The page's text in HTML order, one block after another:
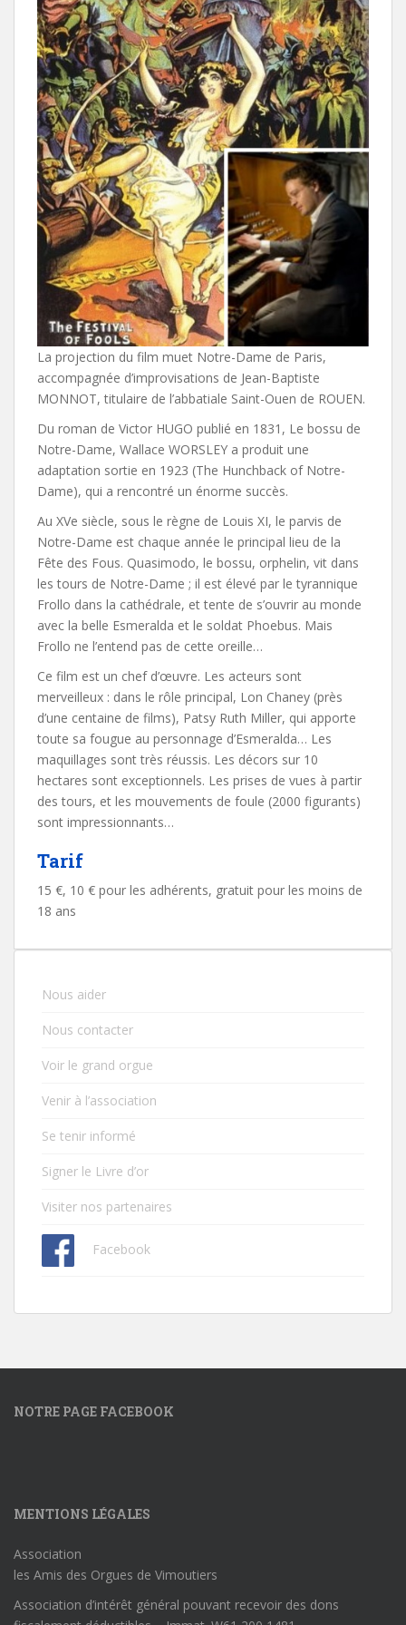
La projection du film muet Notre-Dame de Paris,
accompagnée d’improvisations de Jean-Baptiste
MONNOT, titulaire de l’abbatiale Saint-Ouen de ROUEN.
Du roman de Victor HUGO publié en 1831, Le bossu de
Notre-Dame, Wallace WORSLEY a produit une
adaptation sortie en 1923 (The Hunchback of Notre-
Dame), qui a rencontré un énorme succès.
Au XVe siècle, sous le règne de Louis XI, le parvis de
Notre-Dame est chaque année le principal lieu de la
Fête des Fous. Quasimodo, le bossu, orphelin, vit dans
les tours de Notre-Dame ; il est élevé par le tyrannique
Frollo dans la cathédrale, et tente de s’ouvrir au monde
avec la belle Esmeralda et le soldat Phoebus. Mais
Frollo ne l’entend pas de cette oreille…
Ce film est un chef d’œuvre. Les acteurs sont
merveilleux : dans le rôle principal, Lon Chaney (près
d’une centaine de films), Patsy Ruth Miller, qui apporte
toute sa fougue au personnage d’Esmeralda… Les
maquillages sont très réussis. Les décors sur 10
hectares sont exceptionnels. Les prises de vues à partir
des tours, et les mouvements de foule (2000 figurants)
sont impressionnants…
Tarif
15 €, 10 € pour les adhérents, gratuit pour les moins de
18 ans
Nous aider
Nous contacter
Voir le grand orgue
Venir à l’association
Se tenir informé
Signer le Livre d’or
Visiter nos partenaires
Facebook
NOTRE PAGE FACEBOOK
MENTIONS LÉGALES
Association
les Amis des Orgues de Vimoutiers
Association d’intérêt général pouvant recevoir des dons